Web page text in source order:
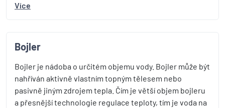
Více
Bojler
Bojler je nádoba o určitém objemu vody. Bojler může být
nahříván aktivně vlastním topným tělesem nebo
pasivně jiným zdrojem tepla. Čím je větší objem bojleru
a přesnější technologie regulace teploty, tím je voda na